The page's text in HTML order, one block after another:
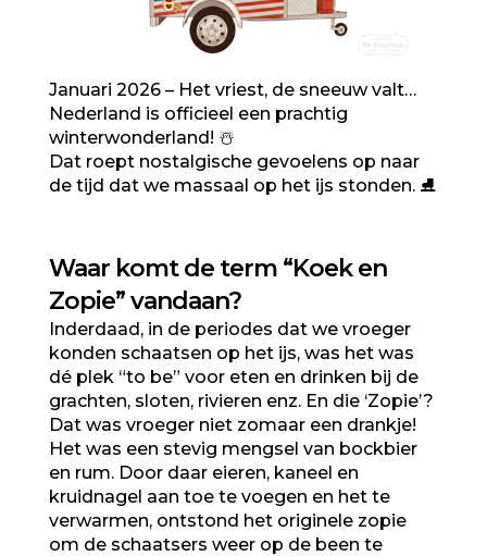
Januari 2026 – Het vriest, de sneeuw valt…
Nederland is officieel een prachtig
winterwonderland! ☃️
Dat roept nostalgische gevoelens op naar
de tijd dat we massaal op het ijs stonden. ⛸️
Waar komt de term “Koek en
Zopie” vandaan?
Inderdaad, in de periodes dat we vroeger
konden schaatsen op het ijs, was het was
dé plek “to be” voor eten en drinken bij de
grachten, sloten, rivieren enz. En die ‘Zopie’?
Dat was vroeger niet zomaar een drankje!
Het was een stevig mengsel van bockbier
en rum. Door daar eieren, kaneel en
kruidnagel aan toe te voegen en het te
verwarmen, ontstond het originele zopie
om de schaatsers weer op de been te